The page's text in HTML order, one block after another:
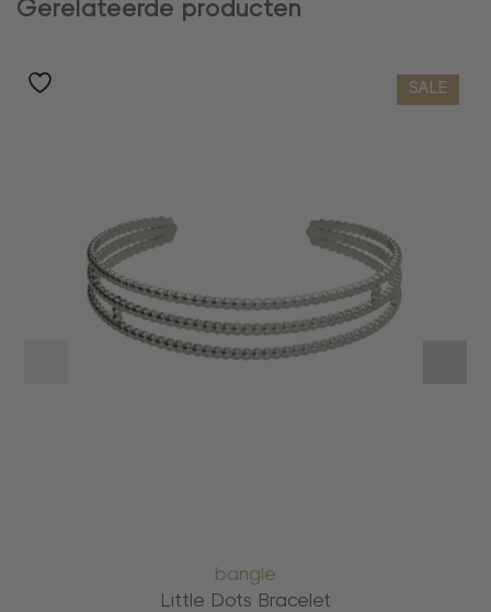
Gerelateerde producten
SALE
bangle
Little Dots Bracelet